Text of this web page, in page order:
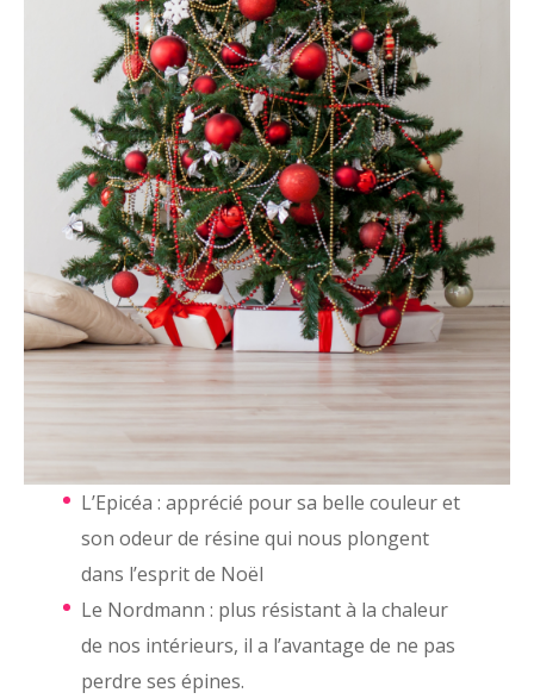
L’Epicéa : apprécié pour sa belle couleur et
son odeur de résine qui nous plongent
dans l’esprit de Noël
Le Nordmann : plus résistant à la chaleur
de nos intérieurs, il a l’avantage de ne pas
perdre ses épines.